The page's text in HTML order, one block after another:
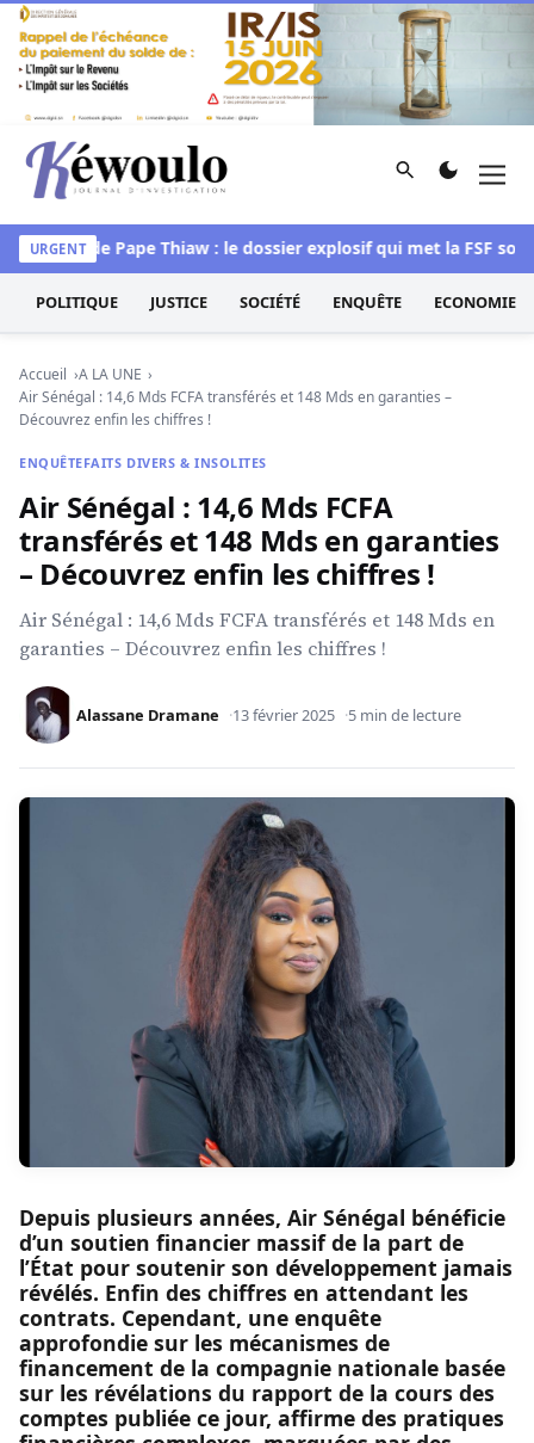
Aller au contenu
Kéwoulo, le premier site d'information et d'investigation
Rechercher
URGENTde Pape Thiaw : le dossier explosif qui met la FSF sous
POLITIQUE JUSTICE SOCIÉTÉ ENQUÊTE ECONOMIE
Accueil
A LA UNE
Air Sénégal : 14,6 Mds FCFA transférés et 148 Mds en garanties –
Découvrez enfin les chiffres !
ENQUÊTEFAITS DIVERS & INSOLITES
Air Sénégal : 14,6 Mds FCFA
transférés et 148 Mds en garanties
– Découvrez enfin les chiffres !
Air Sénégal : 14,6 Mds FCFA transférés et 148 Mds en
garanties – Découvrez enfin les chiffres !
Alassane Dramane 13 février 2025 5 min de lecture
Depuis plusieurs années, Air Sénégal bénéficie
d’un soutien financier massif de la part de
l’État pour soutenir son développement jamais
révélés. Enfin des chiffres en attendant les
contrats. Cependant, une enquête
approfondie sur les mécanismes de
financement de la compagnie nationale basée
sur les révélations du rapport de la cours des
comptes publiée ce jour, affirme des pratiques